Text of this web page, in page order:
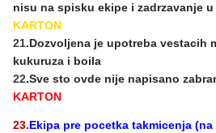
nisu na spisku ekipe i zadrzavanje
KARTON
21.Dozvoljena je upotreba vestacih
kukuruza i boila
22.Sve sto ovde nije napisano
KARTON
23.Ekipa pre pocetka takmicenja